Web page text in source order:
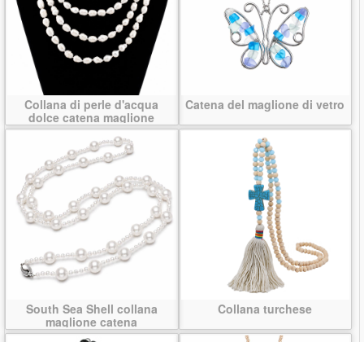
Collana di perle d'acqua
dolce catena maglione
Catena del maglione di vetro
South Sea Shell collana
maglione catena
Collana turchese